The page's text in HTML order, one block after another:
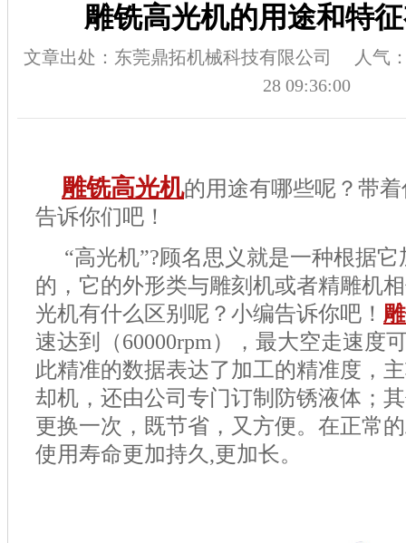
雕铣高光机的用途和特
文章出处：东莞鼎拓机械科技有限公司
人气
28 09:36:00
雕铣高光机的用途有哪些呢？带
告诉你们吧！
“高光机”?顾名思义就是一种根据
的，它的外形类与雕刻机或者精雕机
光机有什么区别呢？小编告诉你吧！
速达到（60000rpm），最大空走速度
此精准的数据表达了加工的精准度，
却机，还由公司专门订制防锈液体；
更换一次，既节省，又方便。在正常
使用寿命更加持久,更加长。